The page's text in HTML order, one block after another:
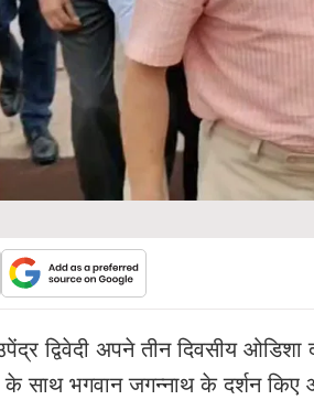
द्विवेदी अपने तीन दिवसीय ओडिशा
के साथ भगवान जगन्नाथ के दर्शन